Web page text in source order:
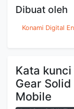
Dibuat oleh
Konami Digital
Kata
Gear
Mobile